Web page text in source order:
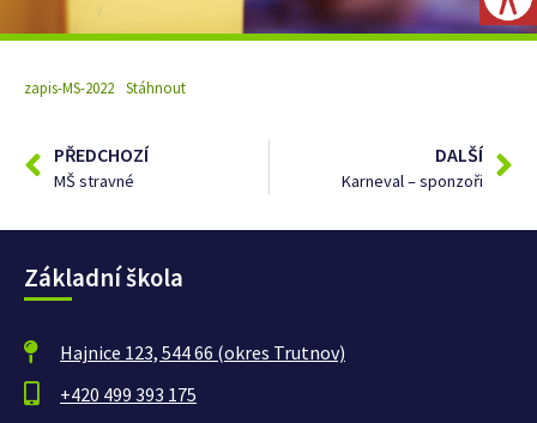
zapis-MS-2022 Stáhnout
PŘEDCHOZÍ
MŠ stravné
DALŠÍ
Karneval – sponzoři
Základní škola
Hajnice 123, 544 66 (okres Trutnov)
+420 499 393 175